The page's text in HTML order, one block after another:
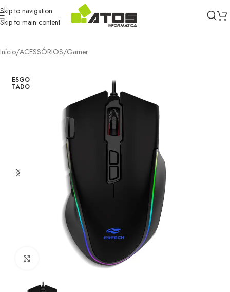
Skip to navigation
Skip to main content
Início/ACESSÓRIOS/Gamer
ESGO
TADO
Clique para ampliar